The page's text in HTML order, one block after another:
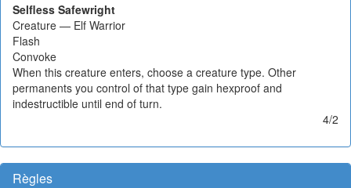
Selfless Safewright
Creature — Elf Warrior
Flash
Convoke
When this creature enters, choose a creature type. Other
permanents you control of that type gain hexproof and
indestructible until end of turn.
4/2
Règles